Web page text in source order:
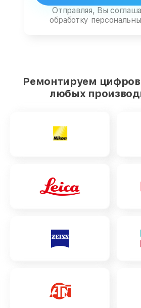
Отправляя, Вы
обработку
Ремонтируем
любых